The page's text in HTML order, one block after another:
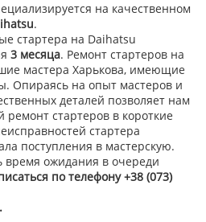
на качественном
.
стартера на Daihatsu
3 месяца. Ремонт стартеров на
мастера Харькова, имеющие
Опираясь на опыт мастеров и
деталей позволяет нам
ремонт стартеров в короткие
стартера
поступления в мастерскую.
время ожидания в очереди
по телефону +38 (073)